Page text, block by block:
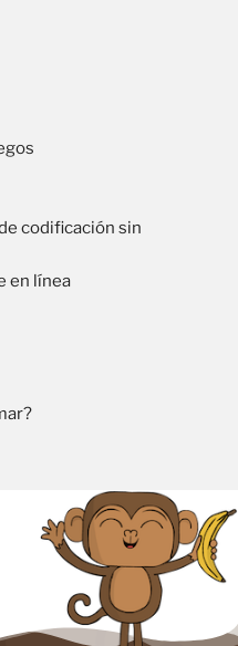
codificación sin
en línea